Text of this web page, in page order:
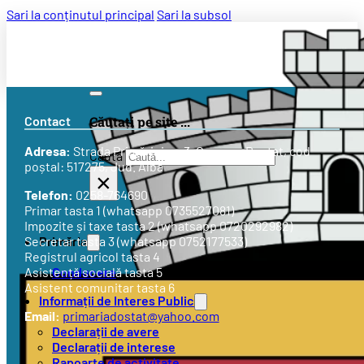
Sari la conținutul principal Sari la subsol
Căutați pe site ...
Caută
×
Primăria
Conducere
Informații de Interes Public
Declarații de avere
Declarații de interese
Contact
Adresa: StradaPrimăriei nr. 3, Comuna Doștat, cod
poștal: 517275, Jud. Alba
Telefon: 0258-764690
Primar tasta 1 (whatsapp 0735527081)
Impozite și taxe tasta 2 (whatsapp 0720292982)
Secretar tasta 3 (whatsapp 0752177533)
Registrul agricol tasta 4
Asistență socială tasta 5
Asistent comunitar tasta 6
Email: primariadostat@yahoo.com